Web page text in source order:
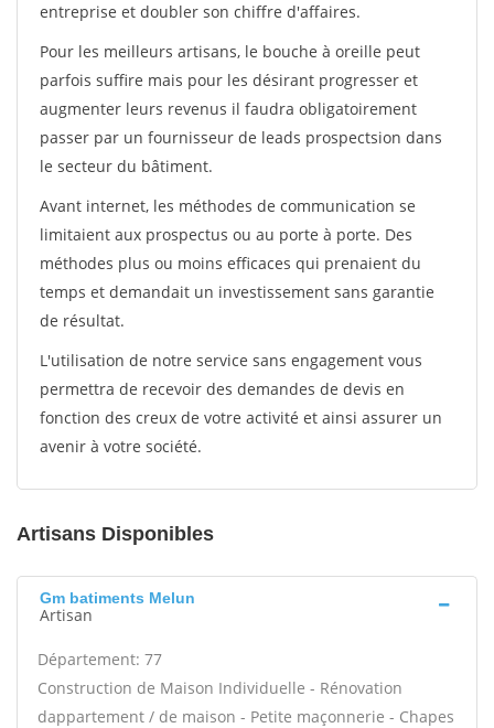
entreprise et doubler son chiffre d'affaires.
Pour les meilleurs artisans, le bouche à oreille peut
parfois suffire mais pour les désirant progresser et
augmenter leurs revenus il faudra obligatoirement
passer par un fournisseur de leads prospectsion dans
le secteur du bâtiment.
Avant internet, les méthodes de communication se
limitaient aux prospectus ou au porte à porte. Des
méthodes plus ou moins efficaces qui prenaient du
temps et demandait un investissement sans garantie
de résultat.
L'utilisation de notre service sans engagement vous
permettra de recevoir des demandes de devis en
fonction des creux de votre activité et ainsi assurer un
avenir à votre société.
Artisans Disponibles
Gm batiments Melun
Artisan
Département: 77
Construction de Maison Individuelle - Rénovation
dappartement / de maison - Petite maçonnerie - Chapes